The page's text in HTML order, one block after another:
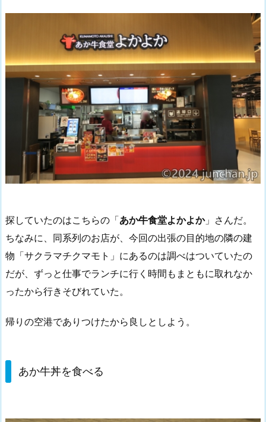
探していたのはこちらの「あか牛食堂よかよか」さんだ。
ちなみに、同系列のお店が、今回の出張の目的地の隣の建
物「サクラマチクマモト」にあるのは調べはついていたの
だが、ずっと仕事でランチに行く時間もまともに取れなか
ったから行きそびれていた。
帰りの空港でありつけたから良しとしよう。
あか牛丼を食べる